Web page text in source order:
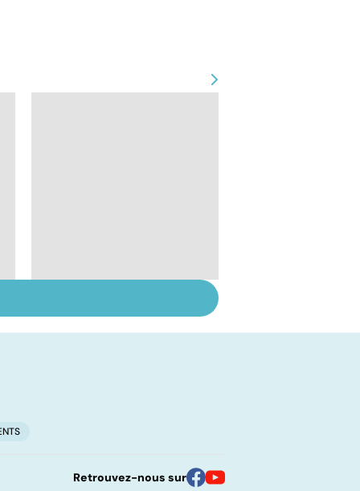
infections
Retrouvez-nous sur